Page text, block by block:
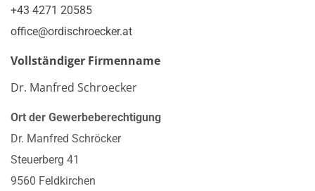
+43 4271 20585
office@ordischroecker.at
Vollständiger Firmenname
Dr. Manfred Schroecker
Ort der Gewerbeberechtigung
Dr. Manfred Schröcker
Steuerberg 41
9560 Feldkirchen